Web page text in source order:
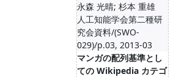
永森 光晴; 杉本 重雄
人工知能学会第二種研
究会資料/(SWO-
029)/p.03, 2013-03
マンガの配列基準とし
ての Wikipedia カテゴ